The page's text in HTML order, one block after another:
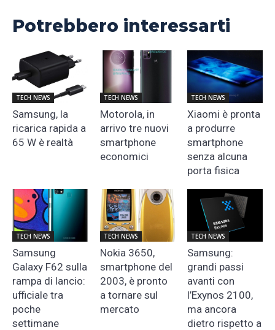
Potrebbero interessarti
TECH NEWS
Samsung, la
ricarica rapida a
65 W è realtà
TECH NEWS
Motorola, in
arrivo tre nuovi
smartphone
economici
TECH NEWS
Xiaomi è pronta
a produrre
smartphone
senza alcuna
porta fisica
TECH NEWS
Samsung
Galaxy F62 sulla
rampa di lancio:
ufficiale tra
poche
settimane
TECH NEWS
Nokia 3650,
smartphone del
2003, è pronto
a tornare sul
mercato
TECH NEWS
Samsung:
grandi passi
avanti con
l’Exynos 2100,
ma ancora
dietro rispetto a